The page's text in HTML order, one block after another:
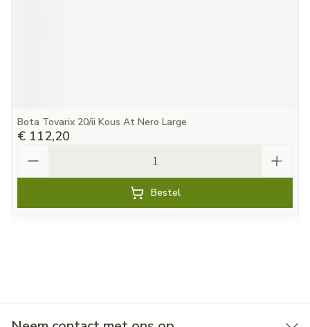
Bota Tovarix 20/ii Kous At Nero Large
€ 112,20
Bestel